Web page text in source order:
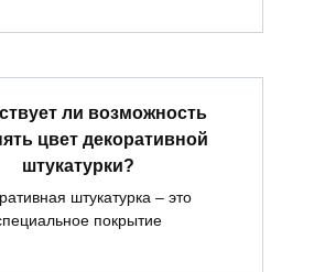
ли возможность
цвет декоративной
штукатурки?
штукатурка – это
покрытие